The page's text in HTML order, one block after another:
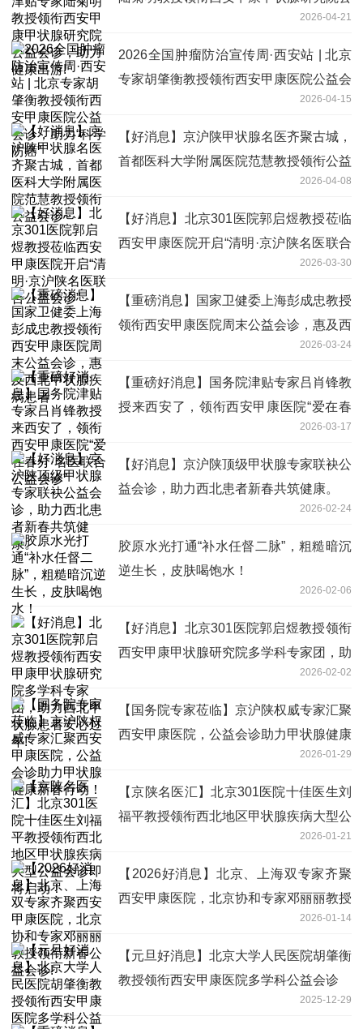
2026-04-21
2026全国肿瘤防治宣传周·西安站 | 北京
专家胡肇衡教授领衔西安甲康医院公益会
2026-04-15
【好消息】京沪陕甲状腺名医齐聚古城，
首都医科大学附属医院范慧教授领衔公益
2026-04-08
【好消息】北京301医院郭启煜教授莅临
西安甲康医院开启“清明·京沪陕名医联合
2026-03-30
【重磅消息】国家卫健委上海彭成忠教授
领衔西安甲康医院周末公益会诊，惠及西
2026-03-24
【重磅好消息】国务院津贴专家吕肖锋教
授来西安了，领衔西安甲康医院“爱在春
2026-03-17
【好消息】京沪陕顶级甲状腺专家联袂公
益会诊，助力西北患者新春共筑健康。
2026-02-24
胶原水光打通“补水任督二脉”，粗糙暗沉
逆生长，皮肤喝饱水！
2026-02-06
【好消息】北京301医院郭启煜教授领衔
西安甲康甲状腺研究院多学科专家团，助
2026-02-02
【国务院专家莅临】京沪陕权威专家汇聚
西安甲康医院，公益会诊助力甲状腺健康
2026-01-29
【京陕名医汇】北京301医院十佳医生刘
福平教授领衔西北地区甲状腺疾病大型公
2026-01-21
【2026好消息】北京、上海双专家齐聚
西安甲康医院，北京协和专家邓丽丽教授
2026-01-14
【元旦好消息】北京大学人民医院胡肇衡
教授领衔西安甲康医院多学科公益会诊
2025-12-29